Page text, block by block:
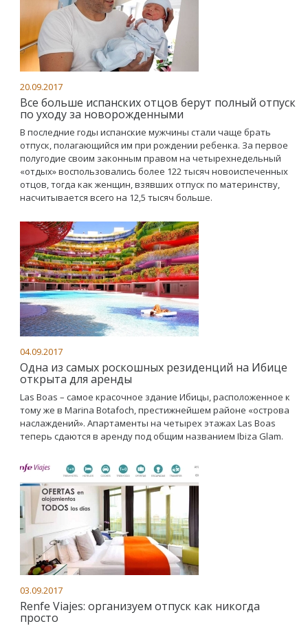
20.09.2017
Все больше испанских отцов берут полный отпуск
по уходу за новорожденными
В последние годы испанские мужчины стали чаще брать
отпуск, полагающийся им при рождении ребенка. За первое
полугодие своим законным правом на четырехнедельный
«отдых» воспользовались более 122 тысяч новоиспеченных
отцов, тогда как женщин, взявших отпуск по материнству,
насчитывается всего на 12,5 тысяч больше.
04.09.2017
Одна из самых роскошных резиденций на Ибице
открыта для аренды
Las Boas – самое красочное здание Ибицы, расположенное к
тому же в Marina Botafoch, престижнейшем районе «острова
наслаждений». Апартаменты на четырех этажах Las Boas
теперь сдаются в аренду под общим названием Ibiza Glam.
03.09.2017
Renfe Viajes: организуем отпуск как никогда
просто